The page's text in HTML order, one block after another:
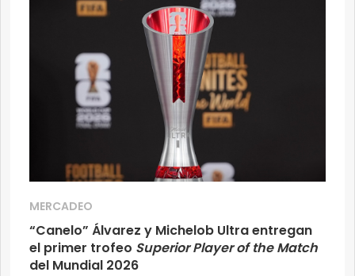
MERCADEO
“Canelo” Álvarez y Michelob Ultra entregan
el primer trofeo Superior Player of the Match
del Mundial 2026